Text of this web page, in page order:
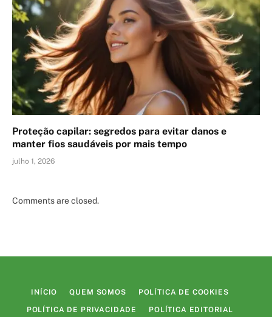
Proteção capilar: segredos para evitar danos e
manter fios saudáveis por mais tempo
julho 1, 2026
Comments are closed.
INÍCIO QUEM SOMOS POLÍTICA DE COOKIES
POLÍTICA DE PRIVACIDADE POLÍTICA EDITORIAL